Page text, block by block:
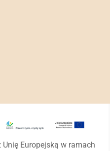
Europejską w ramach